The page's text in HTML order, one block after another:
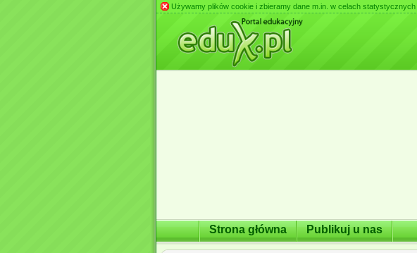
Używamy plików cookie i zbieramy dane m.in. w celach
Strona główna Publikuj u nas